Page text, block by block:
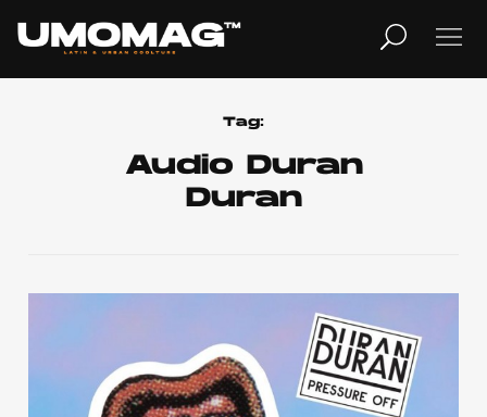
TV
Tag:
Audio Duran
Duran